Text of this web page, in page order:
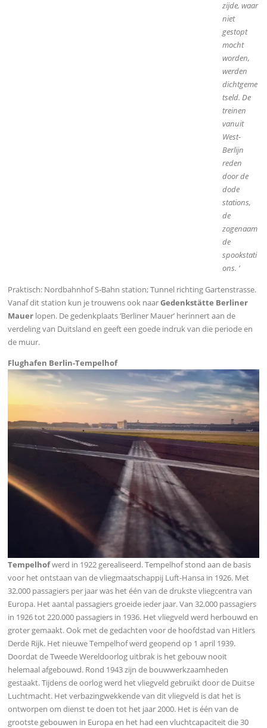
zijde, waar
niet
gestopt
mocht
worden,
werden
dichtgeme
tseld. De
treinen
vanuit
West-
Berlijn
reden
door de
dode
stations,
de
zogenaam
de
spookstati
ons. ‘
Praktisch: Nordbahnhof S-Bahn station; Tunnel richting Gartenstrasse.
Vanaf dit station kun je trouwens ook naarGedenkstätte Berliner
Mauer lopen. De gedenkplaats ‘Berliner Mauer’ herinnert aan de
verdeling van Duitsland en geeft een goede indruk van die periode en
de muur.
Flughafen Berlin-Tempelhof
Tempelhofwerd in 1922 gerealiseerd. Tempelhof stond aan de basis
voor het ontstaan van de vliegmaatschappij Luft-Hansa in 1926. Met
32.000 passagiers per jaar was het één van de drukste vliegcentra van
Europa. Het aantal passagiers groeide ieder jaar. Van 32.000 passagiers
in 1926 tot 220.000 passagiers in 1936. Het vliegveld werd herbouwd en
groter gemaakt. Ook met de gedachten voor de hoofdstad van Hitlers
Derde Rijk. Het nieuwe Tempelhof werd geopend op 1 april 1939.
Doordat de Tweede Wereldoorlog uitbrak is het gebouw nooit
helemaal afgebouwd. Rond 1943 zijn de bouwwerkzaamheden
gestaakt. Tijdens de oorlog werd het vliegveld gebruikt door de Duitse
Luchtmacht. Het verbazingwekkende van dit vliegveld is dat het is
ontworpen om dienst te doen tot het jaar 2000. Het is één van de
grootste gebouwen in Europa en het had een vluchtcapaciteit die 30